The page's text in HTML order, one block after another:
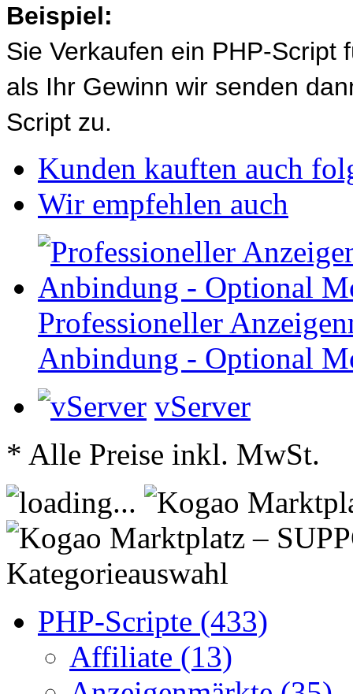
Beispiel:
Sie Verkaufen ein PHP-Script
als Ihr Gewinn wir senden
Script zu.
Kunden kauften auch
Wir empfehlen auch
Professioneller
Anbindung - Optional
vServer
* Alle Preise inkl. MwSt.
Kategorieauswahl
PHP-Scripte (433)
Affiliate (13)